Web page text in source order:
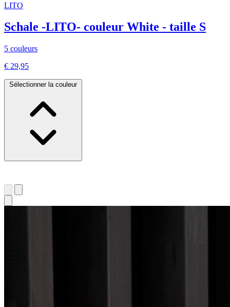
LITO
Schale -LITO- couleur White - taille S
5 couleurs
€ 29,95
Sélectionner la couleur